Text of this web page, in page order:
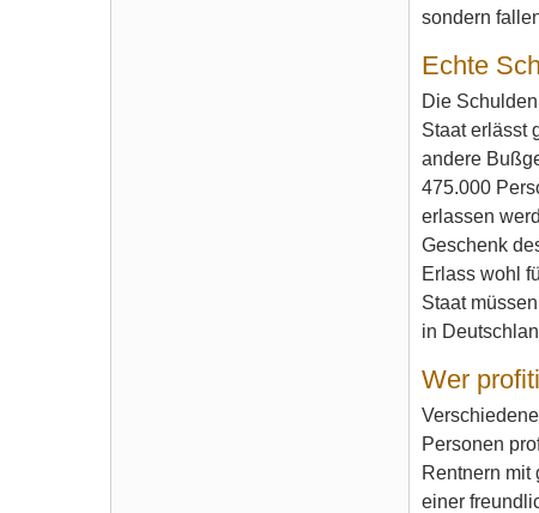
sondern
Echte
Die
Staat erlässt
andere
475.000
erlassen
Geschenk
Erlass wohl
Staat
in
Wer
Personen
Rentnern mit
einer